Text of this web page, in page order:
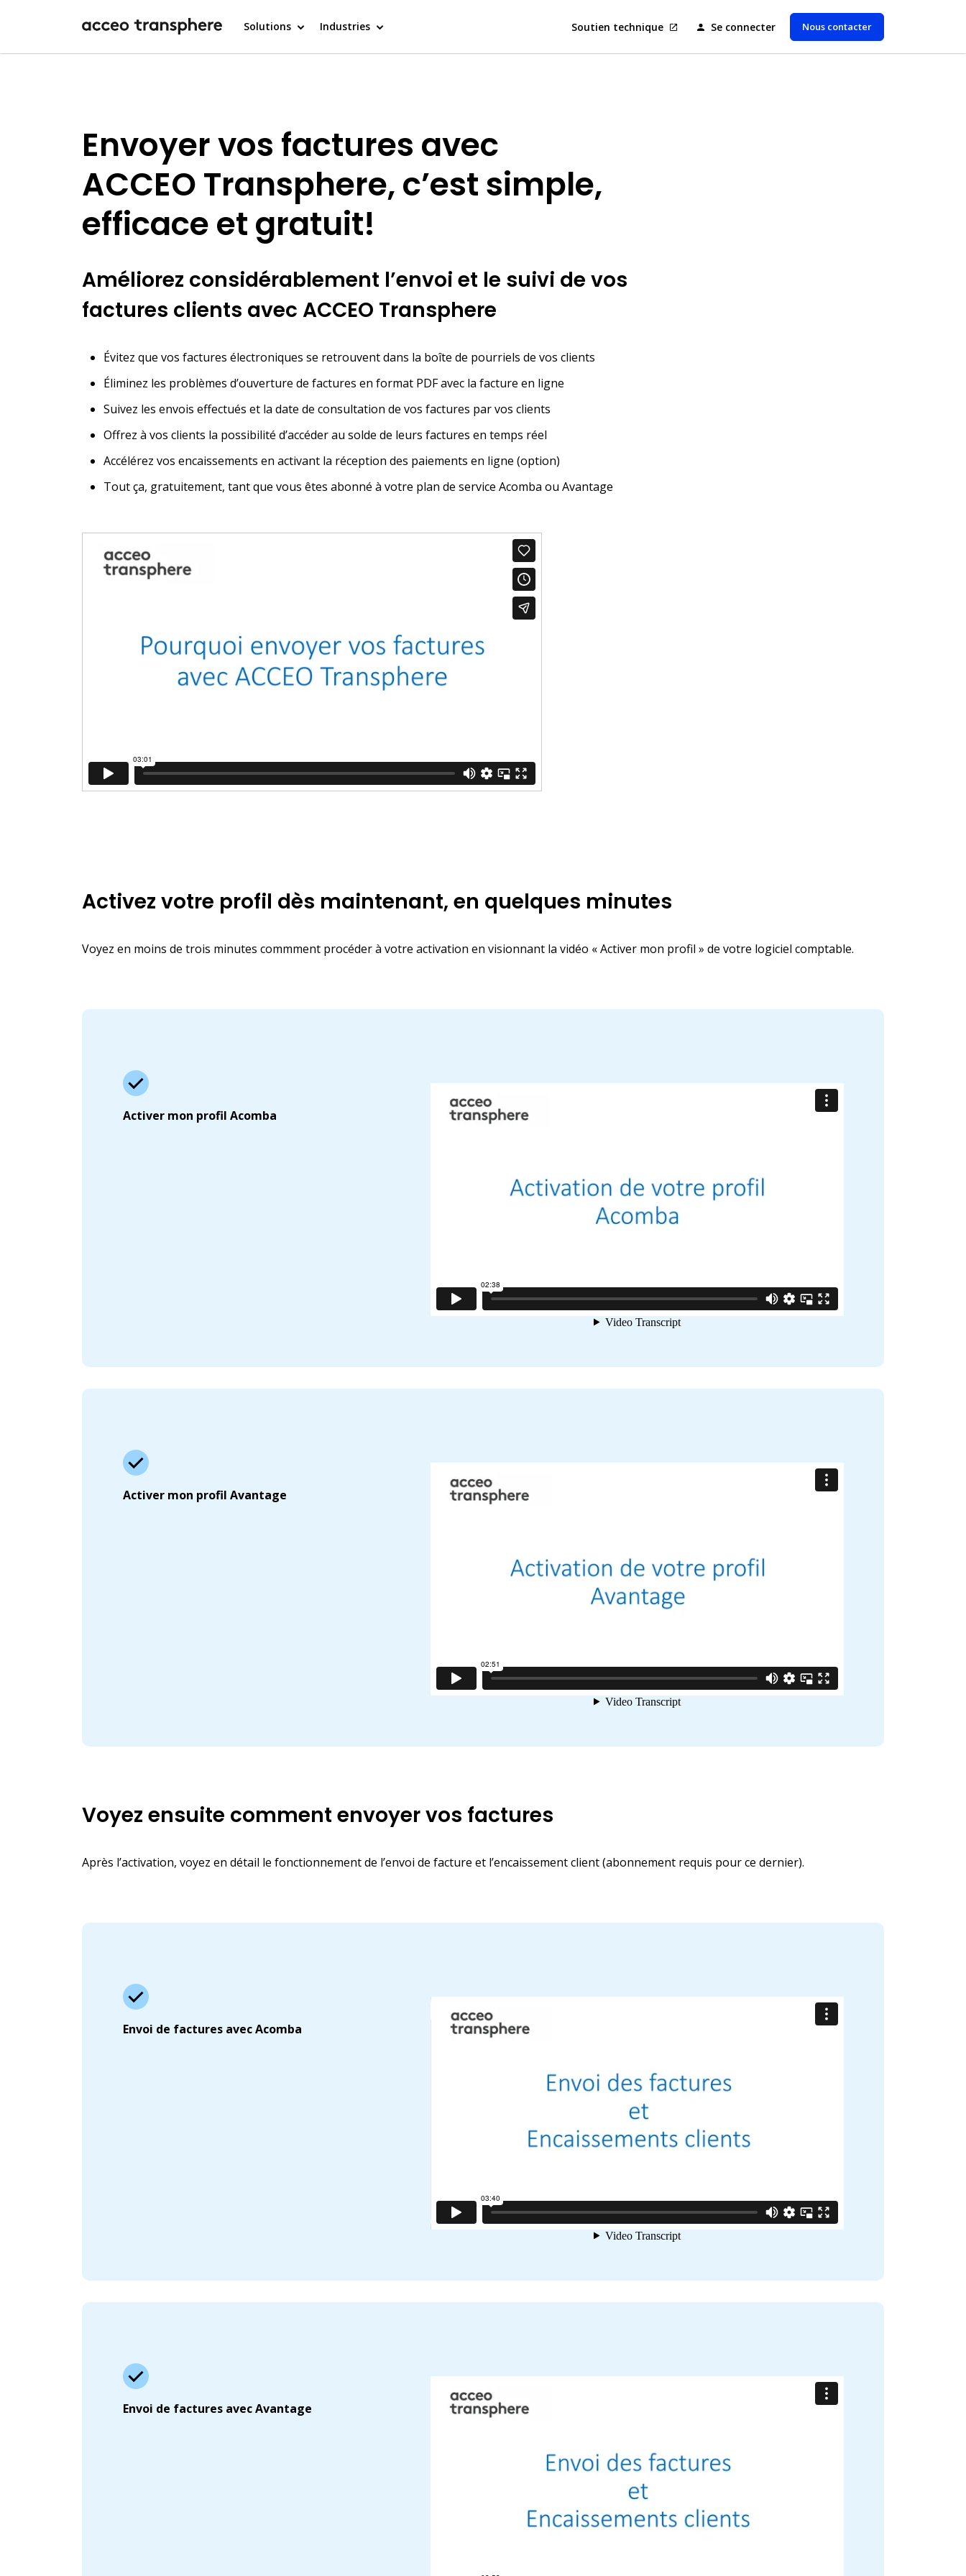
Solutions Industries Soutien technique Se connecter Nous contacter
Envoyer vos factures avec
ACCEO Transphere, c’est simple,
efficace et gratuit!
Améliorez considérablement l’envoi et le suivi de vos
factures clients avec ACCEO Transphere
Évitez que vos factures électroniques se retrouvent dans la boîte de pourriels de vos clients
Éliminez les problèmes d’ouverture de factures en format PDF avec la facture en ligne
Suivez les envois effectués et la date de consultation de vos factures par vos clients
Offrez à vos clients la possibilité d’accéder au solde de leurs factures en temps réel
Accélérez vos encaissements en activant la réception des paiements en ligne (option)
Tout ça, gratuitement, tant que vous êtes abonné à votre plan de service Acomba ou Avantage
Activez votre profil dès maintenant, en quelques minutes
Voyez en moins de trois minutes commment procéder à votre activation en visionnant la vidéo « Activer mon profil » de votre logiciel comptable.
Activer mon profil Acomba
Activer mon profil Avantage
Voyez ensuite comment envoyer vos factures
Après l’activation, voyez en détail le fonctionnement de l’envoi de facture et l’encaissement client (abonnement requis pour ce dernier).
Envoi de factures avec Acomba
Envoi de factures avec Avantage